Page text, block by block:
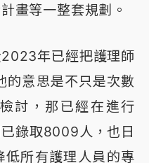
畫等一整套規劃。
年已經把護理師
的意思是不只是次數
討，那已經在進行
錄取8009人，也日
所有護理人員的專